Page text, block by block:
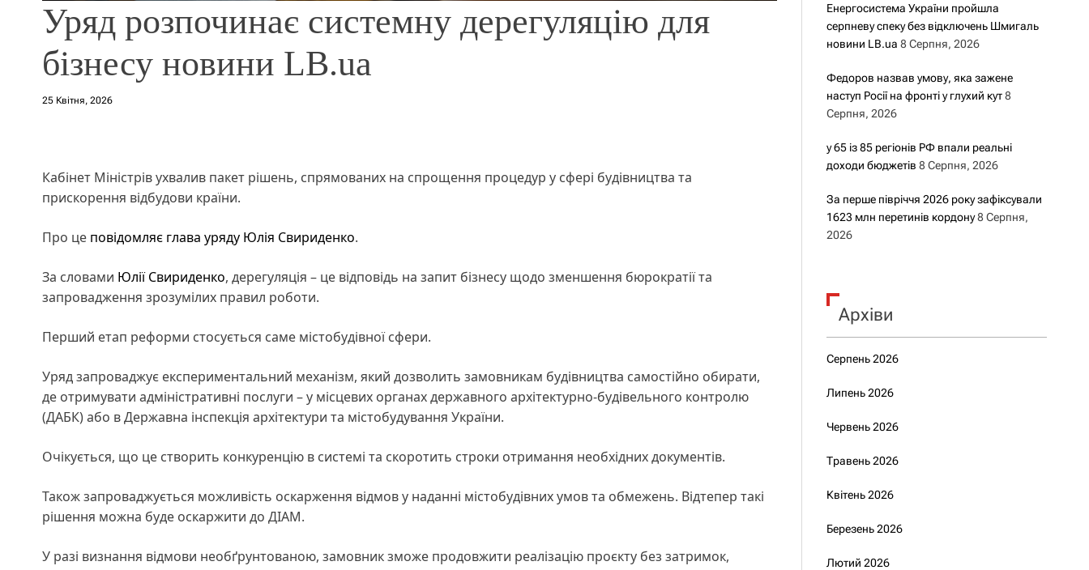
Уряд розпочинає системну дерегуляцію для
бізнесу новини LB.ua
25 Квітня, 2026
Кабінет Міністрів ухвалив пакет рішень, спрямованих на спрощення процедур у сфері будівництва та
прискорення відбудови країни.
Про це повідомляє глава уряду Юлія Свириденко.
За словами Юлії Свириденко, дерегуляція – це відповідь на запит бізнесу щодо зменшення бюрократії та
запровадження зрозумілих правил роботи.
Перший етап реформи стосується саме містобудівної сфери.
Уряд запроваджує експериментальний механізм, який дозволить замовникам будівництва самостійно обирати,
де отримувати адміністративні послуги – у місцевих органах державного архітектурно-будівельного контролю
(ДАБК) або в Державна інспекція архітектури та містобудування України.
Очікується, що це створить конкуренцію в системі та скоротить строки отримання необхідних документів.
Також запроваджується можливість оскарження відмов у наданні містобудівних умов та обмежень. Відтепер такі
рішення можна буде оскаржити до ДІАМ.
У разі визнання відмови необґрунтованою, замовник зможе продовжити реалізацію проєкту без затримок,
Енергосистема України пройшла
серпневу спеку без відключень Шмигаль
новини LB.ua 8 Серпня, 2026
Федоров назвав умову, яка зажене
наступ Росії на фронті у глухий кут 8
Серпня, 2026
у 65 із 85 регіонів РФ впали реальні
доходи бюджетів 8 Серпня, 2026
За перше півріччя 2026 року зафіксували
1623 млн перетинів кордону 8 Серпня,
2026
Архіви
Серпень 2026
Липень 2026
Червень 2026
Травень 2026
Квітень 2026
Березень 2026
Лютий 2026